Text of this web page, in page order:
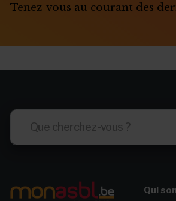
Tenez-vous au courant des
Qui